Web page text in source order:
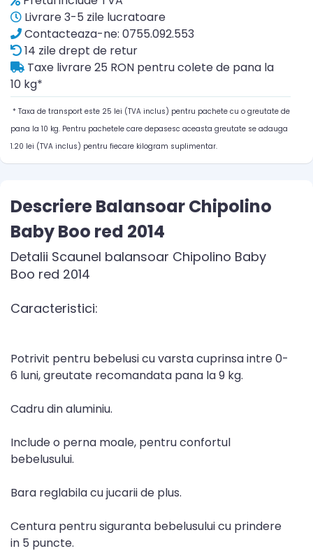
Livrare 3-5 zile lucratoare
Contacteaza-ne: 0755.092.553
14 zile drept de retur
Taxe livrare 25 RON pentru colete de pana la
10 kg*
* Taxa de transport este 25 lei (TVA inclus) pentru pachete cu o greutate de
pana la 10 kg. Pentru pachetele care depasesc aceasta greutate se adauga
1.20 lei (TVA inclus) pentru fiecare kilogram suplimentar.
Descriere Balansoar Chipolino
Baby Boo red 2014
Detalii Scaunel balansoar Chipolino Baby
Boo red 2014
Caracteristici:
Potrivit pentru bebelusi cu varsta cuprinsa intre 0-
6 luni, greutate recomandata pana la 9 kg.
Cadru din aluminiu.
Include o perna moale, pentru confortul
bebelusului.
Bara reglabila cu jucarii de plus.
Centura pentru siguranta bebelusului cu prindere
in 5 puncte.